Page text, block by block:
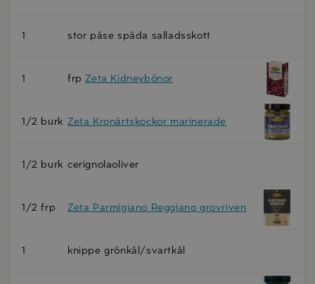
1 stor påse späda salladsskott
1 frpZeta Kidneybönor
1/2 burk Zeta Kronärtskockor marinerade
1/2 burk cerignolaoliver
1/2 frp Zeta Parmigiano Reggiano grovriven
1 knippe grönkål/svartkål